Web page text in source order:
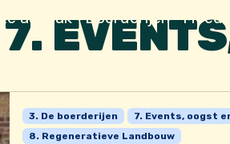
aanpak Boerderijen
7.
3. De boerderijen
7. Events, oogst
8. Regeneratieve Landbouw